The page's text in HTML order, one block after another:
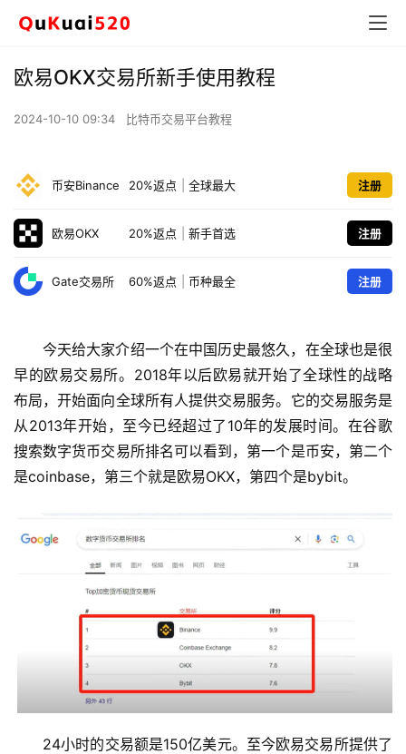
欧易OKX交易所新手使用教程
2024-10-10 09:34 比特币交易平台教程
币安Binance 20%返点 全球最大 注册
欧易OKX 20%返点 新手首选 注册
Gate交易所 60%返点 币种最全 注册
今天给大家介绍一个在中国历史最悠久，在全球也是很
早的欧易交易所。2018年以后欧易就开始了全球性的战略
布局，开始面向全球所有人提供交易服务。它的交易服务是
从2013年开始，至今已经超过了10年的发展时间。在谷歌
搜索数字货币交易所排名可以看到，第一个是币安，第二个
是coinbase，第三个就是欧易OKX，第四个是bybit。
24小时的交易额是150亿美元。至今欧易交易所提供了